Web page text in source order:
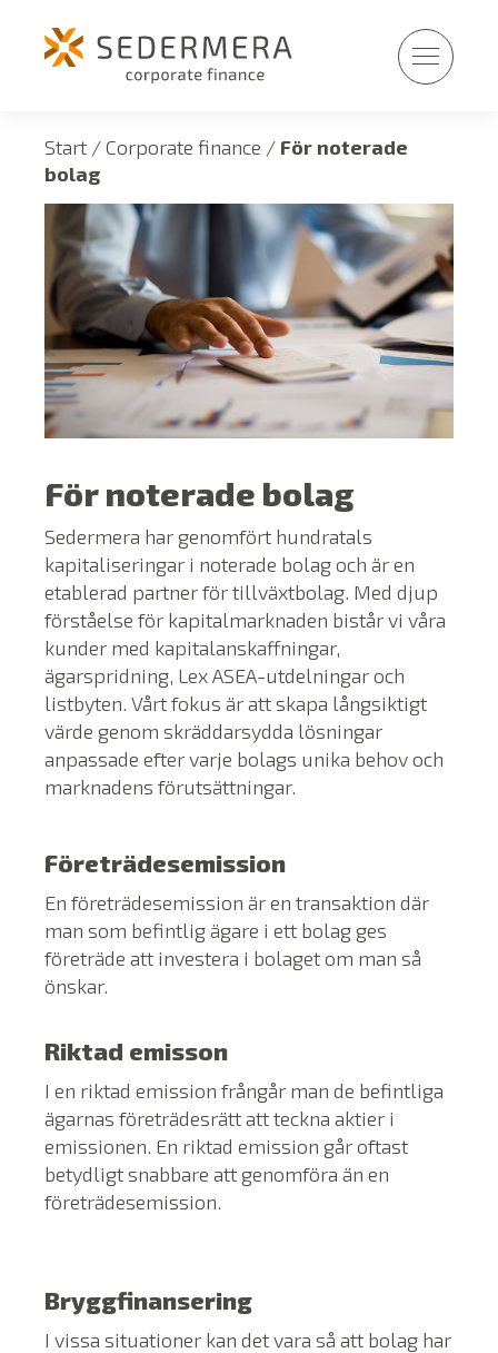
innehållet
Start /Corporate finance / För noterade
bolag
För noterade bolag
Sedermera har genomfört hundratals
kapitaliseringar i noterade bolag och är en
etablerad partner för tillväxtbolag. Med djup
förståelse för kapitalmarknaden bistår vi våra
kunder med kapitalanskaffningar,
ägarspridning, Lex ASEA-utdelningar och
listbyten. Vårt fokus är att skapa långsiktigt
värde genom skräddarsydda lösningar
anpassade efter varje bolags unika behov och
marknadens förutsättningar.
Företrädesemission
En företrädesemission är en transaktion där
man som befintlig ägare i ett bolag ges
företräde att investera i bolaget om man så
önskar.
Riktad emisson
I en riktad emission frångår man de befintliga
ägarnas företrädesrätt att teckna aktier i
emissionen. En riktad emission går oftast
betydligt snabbare att genomföra än en
företrädesemission.
Bryggfinansering
I vissa situationer kan det vara så att bolag har